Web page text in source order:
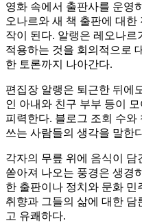
영화 속에서 출판사를 운영
오나르와 새 책 출판에 대한
작이 된다. 알랭은 레오나르
적용하는 것을 회의적으로
한 토론까지 나아간다.
편집장 알랭은 퇴근한 뒤에
인 아내와 친구 부부 등이
피력한다. 블로그 조회 수와
쓰는 사람들의 생각을 말한
각자의 무릎 위에 음식이
쏟아져 나오는 풍경은 생경
한 출판이나 정치와 문화 민
취향과 그들의 삶에 대한
고 유쾌하다.